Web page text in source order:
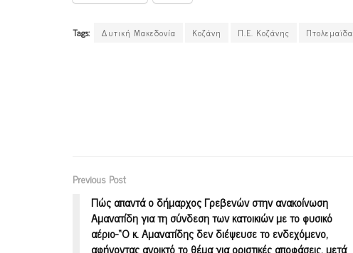
Tags: Δυτική Μακεδονία Κοζάνη Π.Ε. Κοζάνης Πτολεμαϊδα
Previous Post
Πώς απαντά ο δήμαρχος Γρεβενών στην ανακοίνωση
Αμανατίδη για τη σύνδεση των κατοικιών με το φυσικό
αέριο-“Ο κ. Αμανατίδης δεν διέψευσε το ενδεχόμενο,
αφήνοντας ανοικτό το θέμα για οριστικές αποφάσεις, μετά